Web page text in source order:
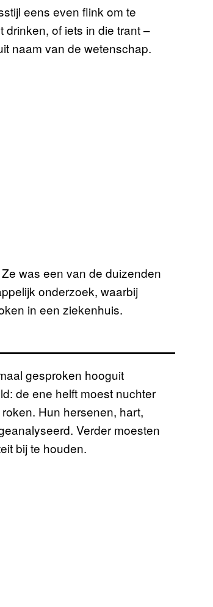
eens even flink om te
of iets in die trant –
naam van de wetenschap.
was een van de duizenden
onderzoek, waarbij
in een ziekenhuis.
gesproken hooguit
de ene helft moest nuchter
Hun hersenen, hart,
Verder moesten
bij te houden.